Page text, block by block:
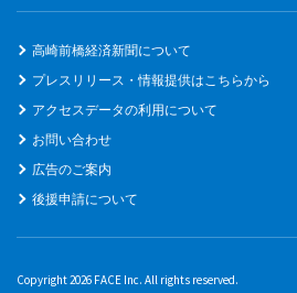
高崎前橋経済新聞について
プレスリリース・情報提供はこちらから
アクセスデータの利用について
お問い合わせ
広告のご案内
後援申請について
Copyright 2026 FACE Inc. All rights reserved.